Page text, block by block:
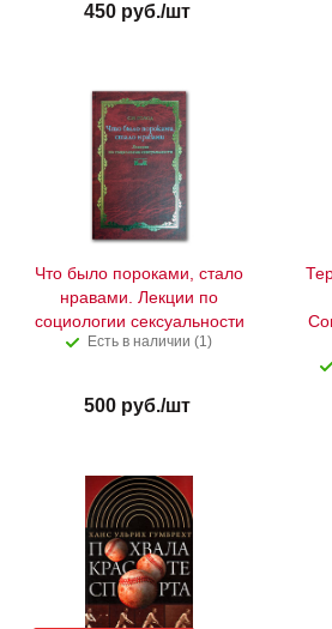
450руб./шт
Что было пороками, стало
нравами. Лекции по
социологии сексуальности
Есть в наличии (1)
500руб./шт